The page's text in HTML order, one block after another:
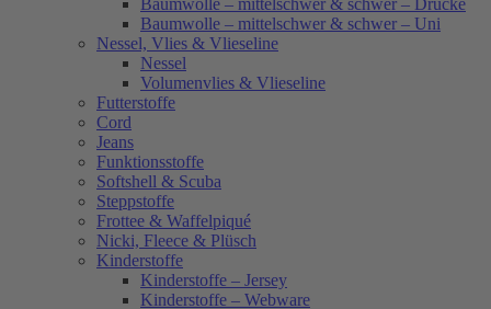
Baumwolle – mittelschwer & schwer – Uni
Nessel, Vlies & Vlieseline
Nessel
Volumenvlies & Vlieseline
Futterstoffe
Cord
Jeans
Funktionsstoffe
Softshell & Scuba
Steppstoffe
Frottee & Waffelpiqué
Nicki, Fleece & Plüsch
Kinderstoffe
Kinderstoffe – Jersey
Kinderstoffe – Webware